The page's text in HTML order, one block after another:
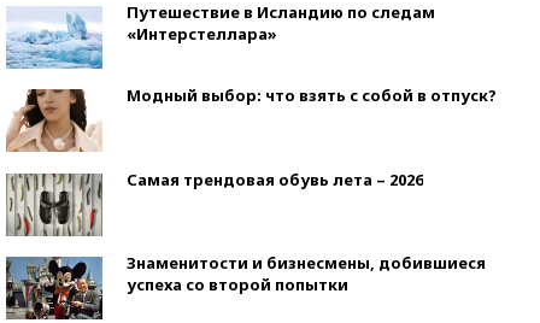
Путешествие в Исландию по следам
«Интерстеллара»
Модный выбор: что взять с собой в отпуск?
Самая трендовая обувь лета – 2026
Знаменитости и бизнесмены, добившиеся
успеха со второй попытки